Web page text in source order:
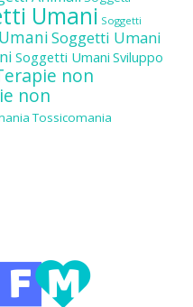
Umani Soggetti
Soggetti Umani
Soggetti Umani Sviluppo
non
non
Tossicomania